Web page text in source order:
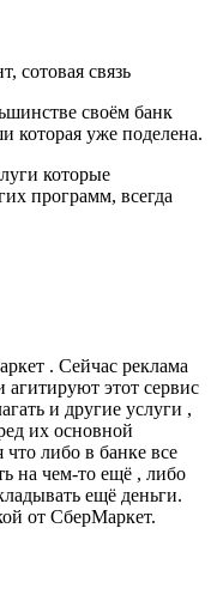
сотовая связь
своём банк
которая уже поделена.
которые
программ, всегда
. Сейчас реклама
агитируют этот сервис
и другие услуги ,
их основной
что либо в банке все
на чем-то ещё , либо
ещё деньги.
от СберМаркет.